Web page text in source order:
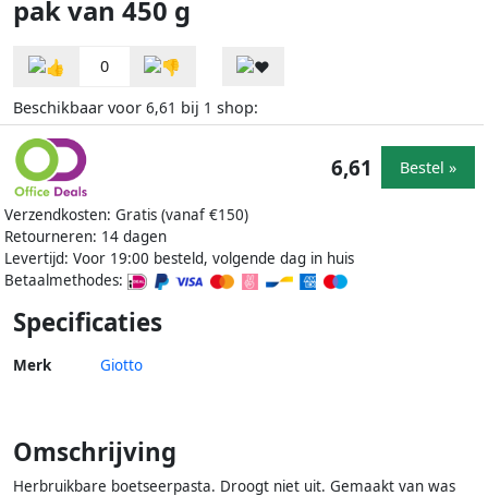
pak van 450 g
0
Beschikbaar voor 6,61 bij 1 shop:
Verzendkosten: Gratis (vanaf €150)
Retourneren: 14 dagen
Levertijd: Voor 19:00 besteld, volgende dag in huis
Betaalmethodes:
6,61 Bestel »
Specificaties
Merk Giotto
Omschrijving
Herbruikbare boetseerpasta. Droogt niet uit. Gemaakt van was